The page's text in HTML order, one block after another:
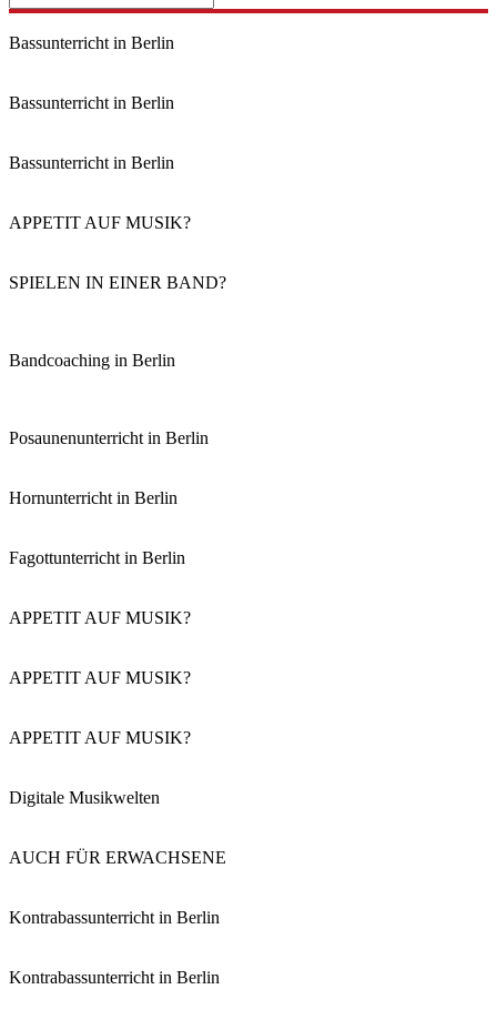
Bassunterricht in Berlin
Bassunterricht in Berlin
Bassunterricht in Berlin
APPETIT AUF MUSIK?
SPIELEN IN EINER BAND?
Bandcoaching in Berlin
Posaunenunterricht in Berlin
Hornunterricht in Berlin
Fagottunterricht in Berlin
APPETIT AUF MUSIK?
APPETIT AUF MUSIK?
APPETIT AUF MUSIK?
Digitale Musikwelten
AUCH FÜR ERWACHSENE
Kontrabassunterricht in Berlin
Kontrabassunterricht in Berlin